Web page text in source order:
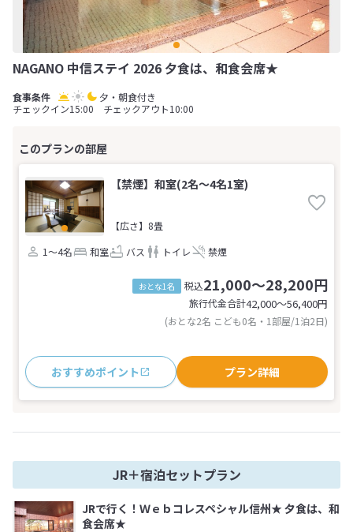
NAGANO 中信ステイ 2026 夕食は、和食会席★
夕・朝食付き
チェックイン15:00 チェックアウト10:00
【禁煙】和室(2名～4名1室)
【広さ】8畳
1～4名
和室 バス トイレ 禁煙
おとな1名 税込21,000～28,200円
旅行代金合計42,000〜56,400円
(おとな2名 こども0名・1部屋/1泊2日)
おすすめポイント プラン詳細
JR＋宿泊セットプラン
JRで行く！Ｗｅｂコレスペシャル信州★ 夕食は、和
食会席★